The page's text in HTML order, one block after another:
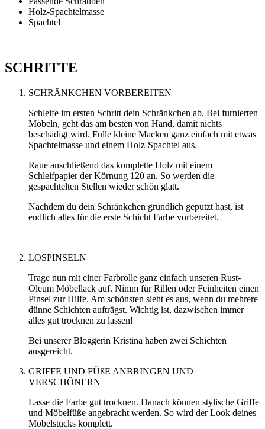
Holz-Spachtelmasse
Spachtel
SCHRITTE
SCHRÄNKCHEN VORBEREITEN
Schleife im ersten Schritt dein Schränkchen ab. Bei furnierten
Möbeln, geht das am besten von Hand, damit nichts
beschädigt wird. Fülle kleine Macken ganz einfach mit etwas
Spachtelmasse und einem Holz-Spachtel aus.
Raue anschließend das komplette Holz mit einem
Schleifpapier der Körnung 120 an. So werden die
gespachtelten Stellen wieder schön glatt.
Nachdem du dein Schränkchen gründlich geputzt hast, ist
endlich alles für die erste Schicht Farbe vorbereitet.
LOSPINSELN
Trage nun mit einer Farbrolle ganz einfach unseren Rust-
Oleum Möbellack auf. Nimm für Rillen oder Feinheiten einen
Pinsel zur Hilfe. Am schönsten sieht es aus, wenn du mehrere
dünne Schichten aufträgst. Wichtig ist, dazwischen immer
alles gut trocknen zu lassen!
Bei unserer Bloggerin Kristina haben zwei Schichten
ausgereicht.
GRIFFE UND FÜßE ANBRINGEN UND
VERSCHÖNERN
Lasse die Farbe gut trocknen. Danach können stylische Griffe
und Möbelfüße angebracht werden. So wird der Look deines
Möbelstücks komplett.